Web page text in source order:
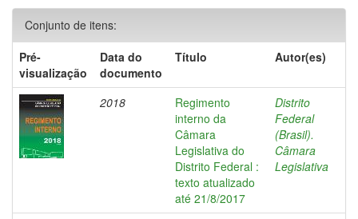
Conjunto de itens:
Pré-
visualização
Data do
documento
Título Autor(es)
2018
Regimento
interno da
Câmara
Legislativa do
Distrito Federal :
texto atualizado
até 21/8/2017
Distrito
Federal
(Brasil).
Câmara
Legislativa